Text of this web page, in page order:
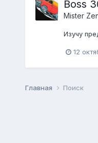
Boss
Mister
Изучу
12
Главная Поиск